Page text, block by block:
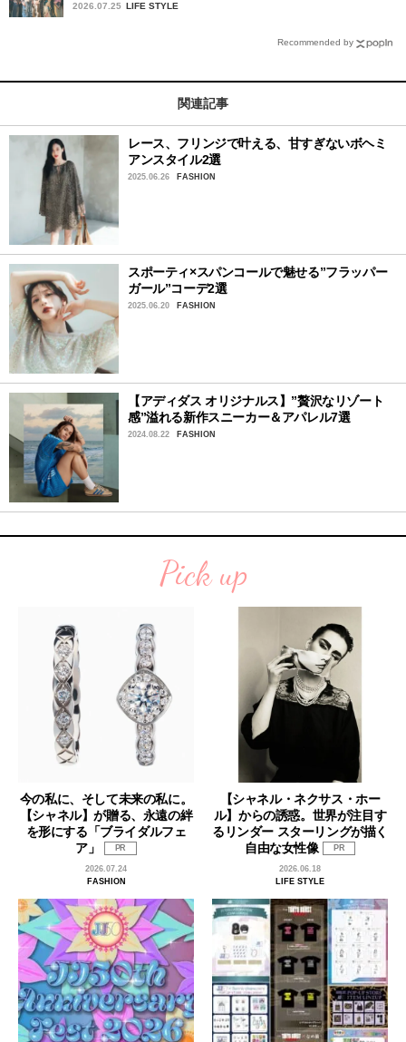
2026.07.25 LIFE STYLE
Recommended by
関連記事
レース、フリンジで叶える、甘すぎないボヘミ
アンスタイル2選
2025.06.26 FASHION
スポーティ×スパンコールで魅せる”フラッパー
ガール”コーデ2選
2025.06.20 FASHION
【アディダス オリジナルス】”贅沢なリゾート
感”溢れる新作スニーカー＆アパレル7選
2024.08.22 FASHION
Pick up
今の私に、そして未来の私に。
【シャネル】が贈る、永遠の絆
を形にする「ブライダルフェ
ア」
PR
2026.07.24
FASHION
【シャネル・ネクサス・ホー
ル】からの誘惑。世界が注目す
るリンダー スターリングが描く
自由な女性像
PR
2026.06.18
LIFE STYLE